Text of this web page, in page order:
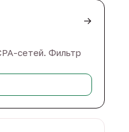
→
сетей. Фильтр